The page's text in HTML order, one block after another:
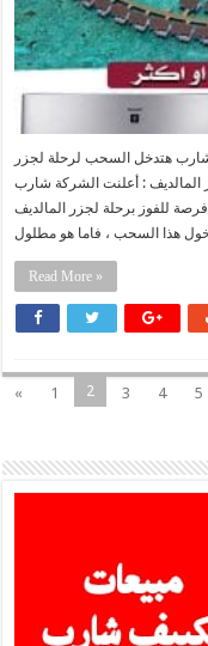
ديسمبر لو اشتريت 2 تكييف شارب هتدخل السحب لرحلة لجزر
: أعلنت الشركة شارب
للفوز برحلة لجزر المالديف
Read More »
« 1 2 3 4 5